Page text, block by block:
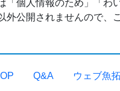
「個人情報のため」「わ
外公開されませんので、
Q&A ウェブ魚